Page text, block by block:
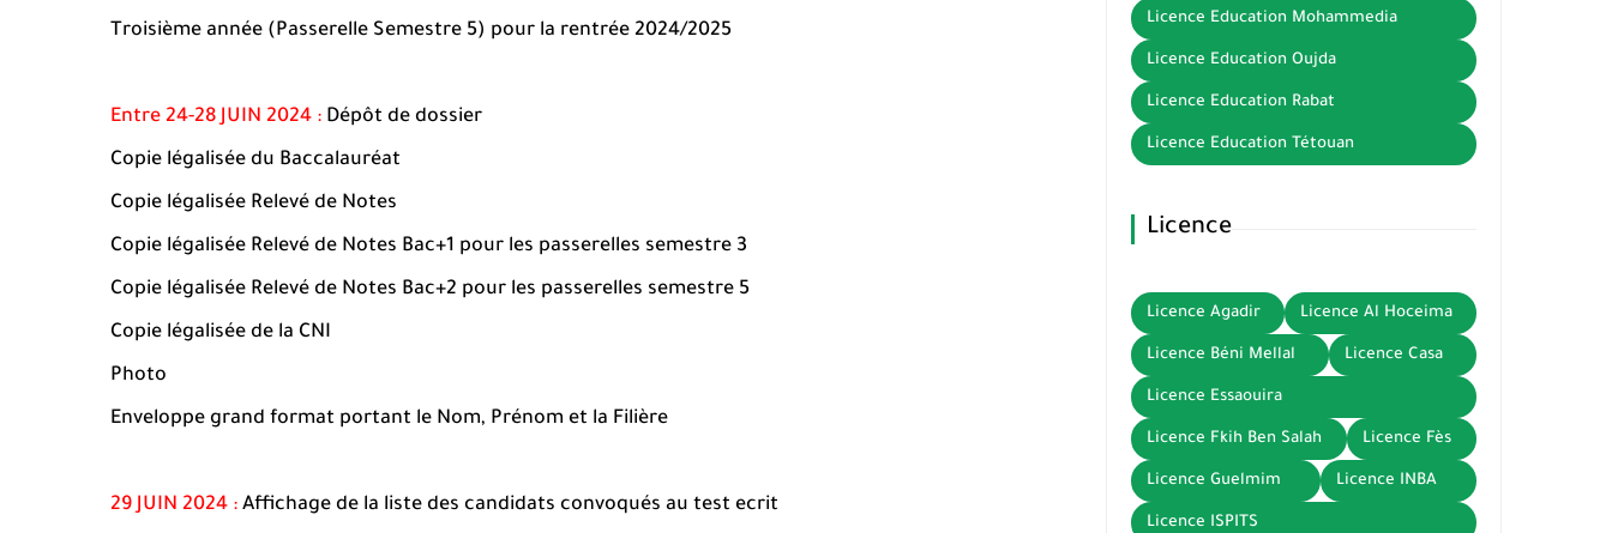
Troisième année (Passerelle Semestre 5) pour la rentrée 2024/2025
Entre 24-28 JUIN 2024 : Dépôt de dossier
Copie légalisée du Baccalauréat
Copie légalisée Relevé de Notes
Copie légalisée Relevé de Notes Bac+1 pour les passerelles semestre 3
Copie légalisée Relevé de Notes Bac+2 pour les passerelles semestre 5
Copie légalisée de la CNI
Photo
Enveloppe grand format portant le Nom, Prénom et la Filière
29 JUIN 2024 : Affichage de la liste des candidats convoqués au test ecrit
Licence Education Mohammedia
Licence Education Oujda
Licence Education Rabat
Licence Education Tétouan
Licence
Licence Agadir Licence Al Hoceima
Licence Béni Mellal Licence Casa
Licence Essaouira
Licence Fkih Ben Salah Licence Fès
Licence Guelmim Licence INBA
Licence ISPITS